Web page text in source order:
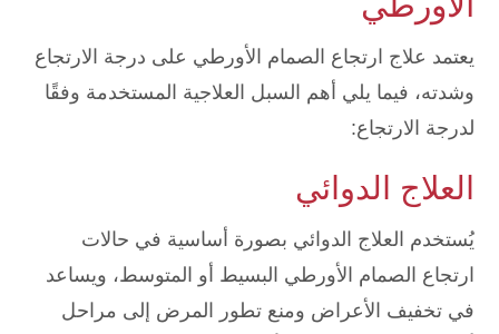
يعتمد علاج ارتجاع الصمام الأورطي على درجة الارتجاع
وشدته، فيما يلي أهم السبل العلاجية المستخدمة وفقًا
لدرجة الارتجاع:
العلاج الدوائي
يُستخدم العلاج الدوائي بصورة أساسية في حالات
ارتجاع الصمام الأورطي البسيط أو المتوسط، ويساعد
في تخفيف الأعراض ومنع تطور المرض إلى مراحل